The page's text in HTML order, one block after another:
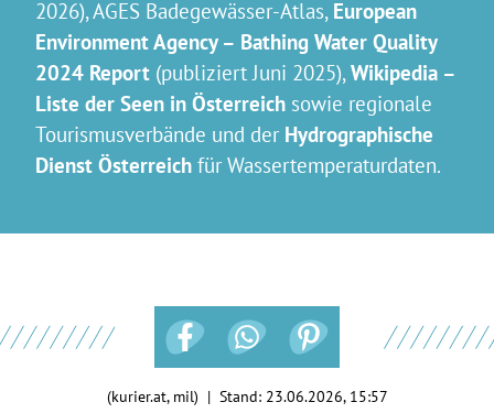
2026), AGES Badegewässer-Atlas, European
Environment Agency – Bathing Water Quality
2024 Report (publiziert Juni 2025),Wikipedia –
Liste der Seen in Österreich sowie regionale
Tourismusverbände und der Hydrographische
Dienst Österreich für Wassertemperaturdaten.
(kurier.at, mil) | Stand: 23.06.2026, 15:57